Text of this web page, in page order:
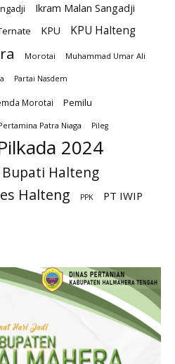
Ikram Malan Sangadji
KPU KPU Halteng
Morotai Muhammad Umar Ali
Partai Nasdem
Morotai
Pemilu
Patra Niaga Pileg
2024
Bupati Halteng
Halteng PPK PT IWIP